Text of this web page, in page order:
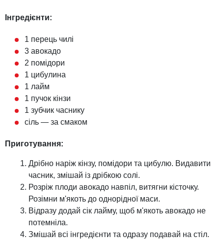
Інгредієнти:
1 перець чилі
3 авокадо
2 помідори
1 цибулина
1 лайм
1 пучок кінзи
1 зубчик часнику
сіль — за смаком
Приготування:
Дрібно наріж кінзу, помідори та цибулю. Видавити
часник, змішай із дрібкою солі.
Розріж плоди авокадо навпіл, витягни кісточку.
Розімни м'якоть до однорідної маси.
Відразу додай сік лайму, щоб м'якоть авокадо не
потемніла.
Змішай всі інгредієнти та одразу подавай на стіл.